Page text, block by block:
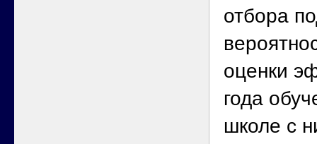
отбора
оценки
года
школе с